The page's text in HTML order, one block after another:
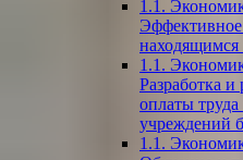
1.1.
находящимся
1.1.
Разработка
оплаты
учреждений
1.1.